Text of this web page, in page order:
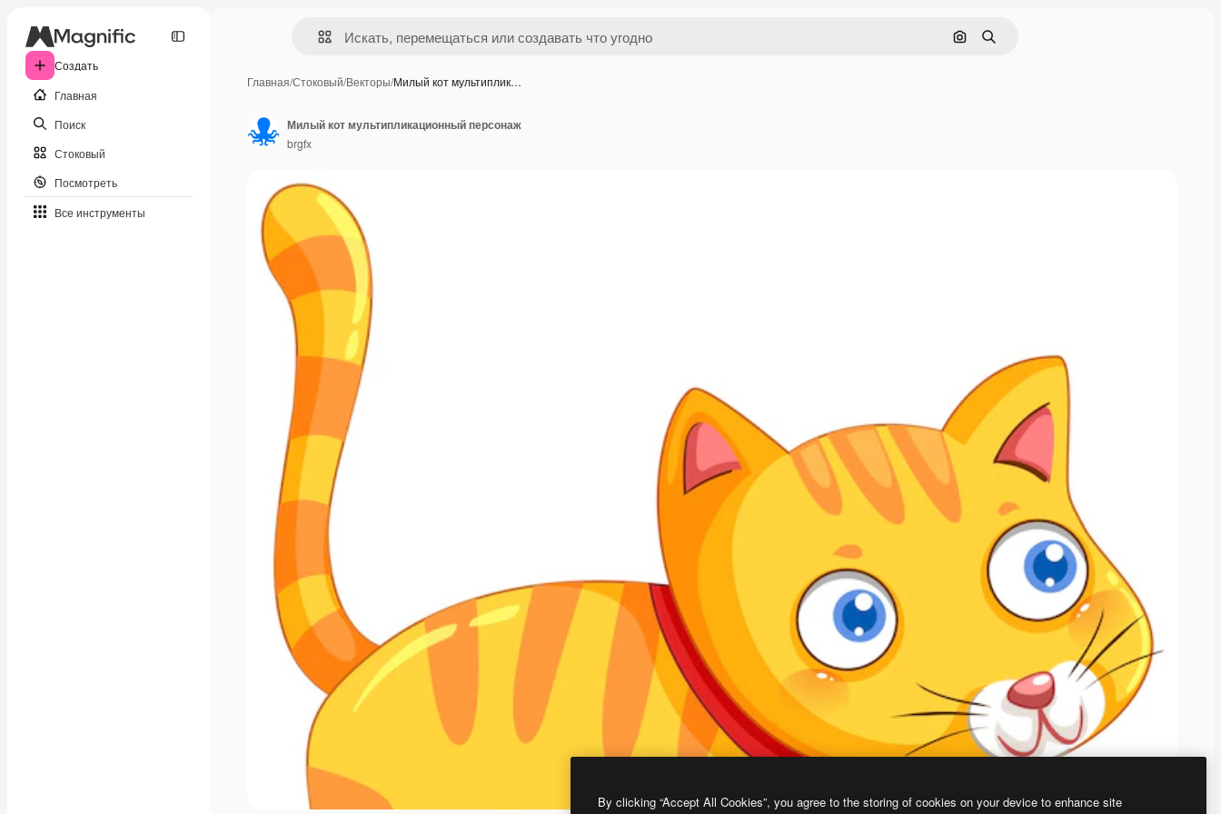
Создать
Главная
Поиск
Стоковый
Посмотреть
Все инструменты
Поиск по изображению
Поиск
Главная/Стоковый/Векторы/Милый кот мультиплик…
Милый кот мультипликационный персонаж
brgfx
By clicking “Accept All Cookies”, you agree to the storing of cookies on your device to enhance site